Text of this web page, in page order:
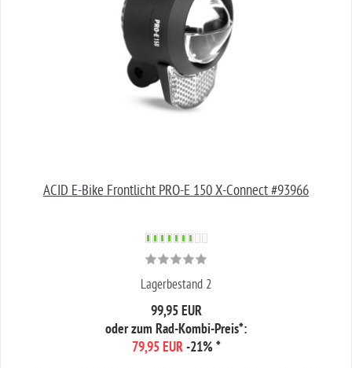
ACID E-Bike Frontlicht PRO-E 150 X-Connect #93966
Lagerbestand 2
99,95 EUR
oder zum Rad-Kombi-Preis*:
79,95 EUR -21%*